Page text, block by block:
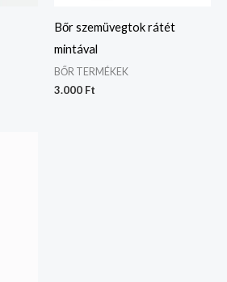
Bőr szemüvegtok rátét
mintával
BŐR TERMÉKEK
3.000 Ft